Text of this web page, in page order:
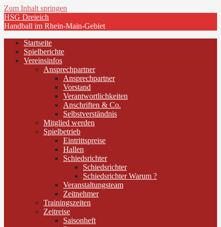
Zum Inhalt springen
HSG Dreieich
Handball im Rhein-Main-Gebiet
Startseite
Spielberichte
Vereinsinfos
Ansprechpartner
Ansprechpartner
Vorstand
Verantwortlichkeiten
Anschriften & Co.
Selbstverständnis
Mitglied werden
Spielbetrieb
Eintrittspreise
Hallen
Schiedsrichter
Schiedsrichter
Schiedsrichter Warum ?
Veranstaltungsteam
Zeitnehmer
Trainingszeiten
Zeitreise
Saisonheft